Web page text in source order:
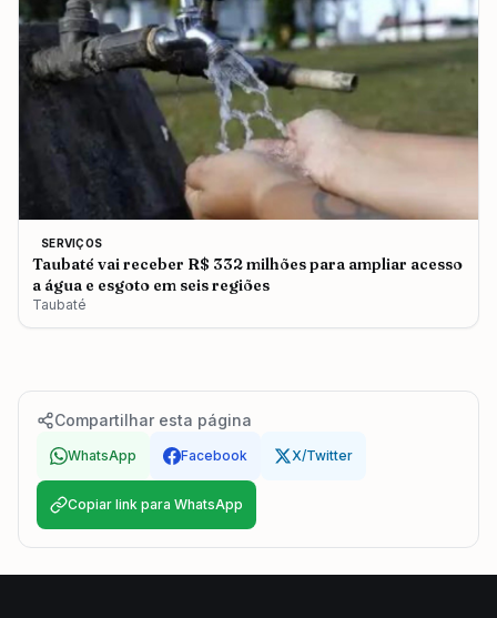
SERVIÇOS
Taubaté vai receber R$ 332 milhões para ampliar acesso
a água e esgoto em seis regiões
Taubaté
Compartilhar esta página
WhatsApp Facebook X/Twitter
Copiar link para WhatsApp